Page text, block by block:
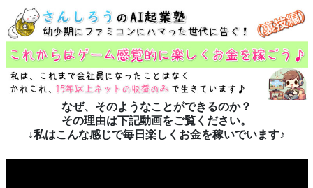
なぜ、そのようなことができるのか？
その理由は下記動画をご覧ください。
↓私はこんな感じで毎日楽しくお金を稼いでいます♪